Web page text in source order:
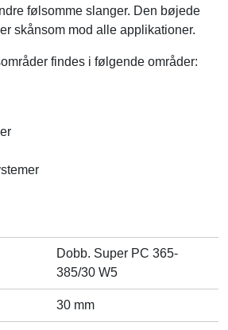
følsomme slanger. Den bøjede
skånsom mod alle applikationer.
findes i følgende områder:
Dobb. Super PC 365-
385/30 W5
30 mm